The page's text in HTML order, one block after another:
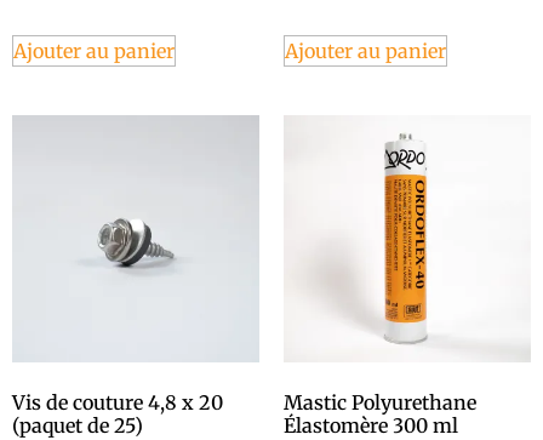
Ajouter au panier Ajouter au panier
Vis de couture 4,8 x 20
(paquet de 25)
Mastic Polyurethane
Élastomère 300 ml